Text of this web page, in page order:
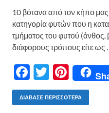
10 βότανα από τον κήπο
κατηγορία φυτών που η
τμήματος του φυτού (άνθος,
διάφορους τρόπους είτε ως
F
ac
e
T
w
itt
Pi
nt
er
ΔΙΆΒΑΣΕ ΠΕΡΙΣΣΌΤΕΡΑ